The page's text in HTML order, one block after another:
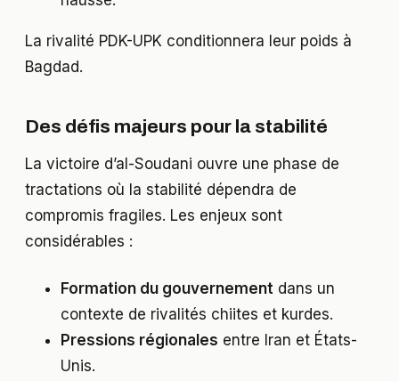
La rivalité PDK-UPK conditionnera leur poids à
Bagdad.
Des défis majeurs pour la stabilité
La victoire d’al-Soudani ouvre une phase de
tractations où la stabilité dépendra de
compromis fragiles. Les enjeux sont
considérables :
Formation du gouvernement dans un
contexte de rivalités chiites et kurdes.
Pressions régionales entre Iran et États-
Unis.